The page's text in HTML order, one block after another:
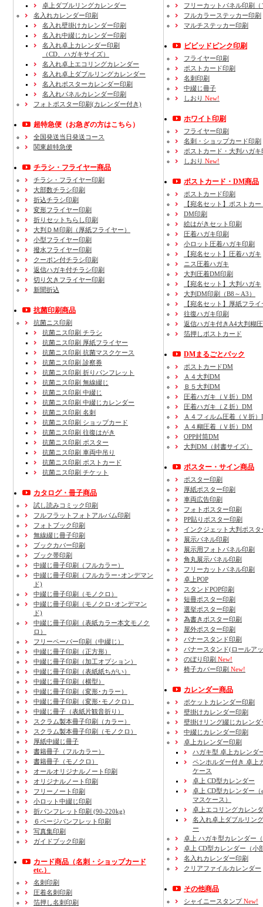
卓上ダブルリングカレンダー
名入れカレンダー印刷
名入れ壁掛けカレンダー印刷
名入れ中綴じカレンダー印刷
名入れ卓上カレンダー印刷
（CD、ハガキサイズ）
名入れ卓上エコリングカレンダー
名入れ卓上ダブルリングカレンダー
名入れポスターカレンダー印刷
名入れパネルカレンダー印刷
フォトポスター印刷(カレンダー付き)
超特急便 （お急ぎの方はこちら）
全国発送当日発送コース
関東超特急便
チラシ・フライヤー商品
チラシ・フライヤー印刷
大部数チラシ印刷
折込チラシ印刷
変形フライヤー印刷
折りセットちらし印刷
大判ＤＭ印刷（厚紙フライヤー）
小型フライヤー印刷
撥水フライヤー印刷
クーポン付チラシ印刷
返信ハガキ付チラシ印刷
切り欠きフライヤー印刷
新聞折込
抗菌印刷商品
抗菌ニス印刷
抗菌ニス印刷 チラシ
抗菌ニス印刷 厚紙フライヤー
抗菌ニス印刷 抗菌マスクケース
抗菌ニス印刷 診察券
抗菌ニス印刷 折りパンフレット
抗菌ニス印刷 無線綴じ
抗菌ニス印刷 中綴じ
抗菌ニス印刷 中綴じカレンダー
抗菌ニス印刷 名刺
抗菌ニス印刷 ショップカード
抗菌ニス印刷 往復はがき
抗菌ニス印刷 ポスター
抗菌ニス印刷 車両中吊り
抗菌ニス印刷 ポストカード
抗菌ニス印刷 チケット
カタログ・冊子商品
試し読みコミック印刷
フルフラットフォトアルバム印刷
フォトブック印刷
無線綴じ冊子印刷
ブックカバー印刷
ブック帯印刷
中綴じ冊子印刷（フルカラー）
中綴じ冊子印刷（フルカラー･オンデマン
ド)
中綴じ冊子印刷（モノクロ）
中綴じ冊子印刷（モノクロ･オンデマン
ド)
中綴じ冊子印刷（表紙カラー本文モノク
ロ）
フリーペーパー印刷
（中綴じ）
中綴じ冊子印刷
（正方形）
中綴じ冊子印刷
（加工オプション）
中綴じ冊子印刷
（表紙紙ちがい）
中綴じ冊子印刷
（横型）
中綴じ冊子印刷
（変形･カラー）
中綴じ冊子印刷
（変形･モノクロ）
中綴じ冊子（表紙片観音折り）
スクラム製本冊子印刷
（カラー）
スクラム製本冊子印刷
（モノクロ）
厚紙中綴じ冊子
書籍冊子 （フルカラー）
書籍冊子 （モノクロ）
オールオリジナルノート印刷
オリジナルノート印刷
フリーノート印刷
小ロット中綴じ印刷
折パンフレット印刷 (90-220kg)
６ページパンフレット印刷
写真集印刷
ガイドブック印刷
カード商品 （名刺・ショップカード
etc.）
名刺印刷
圧着名刺印刷
箔押し名刺印刷
フリーカットパネル印刷（
フルカラーステッカー印刷
マルチステッカー印刷
ビビッドピンク印刷
フライヤー印刷
ポストカード印刷
名刺印刷
中綴じ冊子
しおり New!
ホワイト印刷
フライヤー印刷
名刺・ショップカード印刷
ポストカード・大判ハガキ
しおり New!
ポストカード・DM商品
ポストカード印刷
【宛名セット】ポストカー
DM印刷
絵はがきセット印刷
圧着ハガキ印刷
小ロット圧着ハガキ印刷
【宛名セット】圧着ハガキ
ニス圧着ハガキ
大判圧着DM印刷
【宛名セット】大判ハガキ
大判DM印刷（B8～A3）
【宛名セット】厚紙フライ
往復ハガキ印刷
返信ハガキ付きA4大判糊
箔押しポストカード
DMまるごとパック
ポストカードDM
Ａ４大判DM
Ｂ５大判DM
圧着ハガキ（Ｖ折）DM
圧着ハガキ（Ｚ折）DM
Ａ４フィルム圧着（Ｖ折）
Ａ４糊圧着（Ｖ折）DM
OPP封筒DM
大判DM（封書サイズ）
ポスター・サイン商品
ポスター印刷
厚紙ポスター印刷
車両広告印刷
フォトポスター印刷
PP貼りポスター印刷
インクジェット大判ポスタ
展示パネル印刷
展示用フォトパネル印刷
角丸展示パネル印刷
フリーカットパネル印刷
卓上POP
スタンドPOP印刷
短冊ポスター印刷
選挙ポスター印刷
為書きポスター印刷
屋外ポスター印刷
バナースタンド印刷
バナースタンド(ロールア
のぼり印刷 New!
椅子カバー印刷 New!
カレンダー商品
ポケットカレンダー印刷
壁掛けカレンダー印刷
壁掛けリング綴じカレンダ
中綴じカレンダー印刷
卓上カレンダー印刷
ハガキ型 卓上カレンダ
ペンホルダー付き 卓上
ケース
卓上 CD型カレンダー
卓上 CD型カレンダー（
マスケース）
卓上エコリングカレン
名入れ卓上ダブルリン
ー
卓上 ハガキ型カレンダー
卓上 CD型カレンダー（小
名入れカレンダー印刷
クリアファイルカレンダー
その他商品
シャイニースタンプNew!